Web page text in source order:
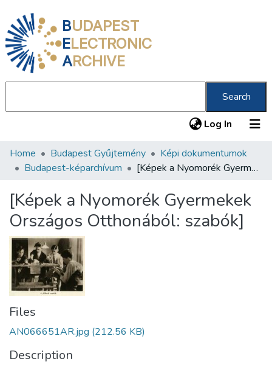
BUDAPEST
ELECTRONIC
ARCHIVE
Search
Log In (current)
Communities & Collections
Statistics
About us
Home Budapest Gyűjtemény
Képi dokumentumok
Budapest-képarchívum
[Képek a Nyomorék Gyermekek Országos Otthonából: szabók]
[Képek a Nyomorék Gyermekek
Országos Otthonából: szabók]
Files
AN066651AR.jpg (212.56 KB)
Description